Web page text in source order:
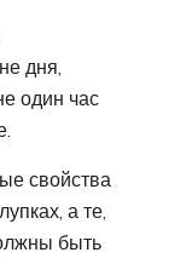
дня,
один час
свойства
а те,
быть